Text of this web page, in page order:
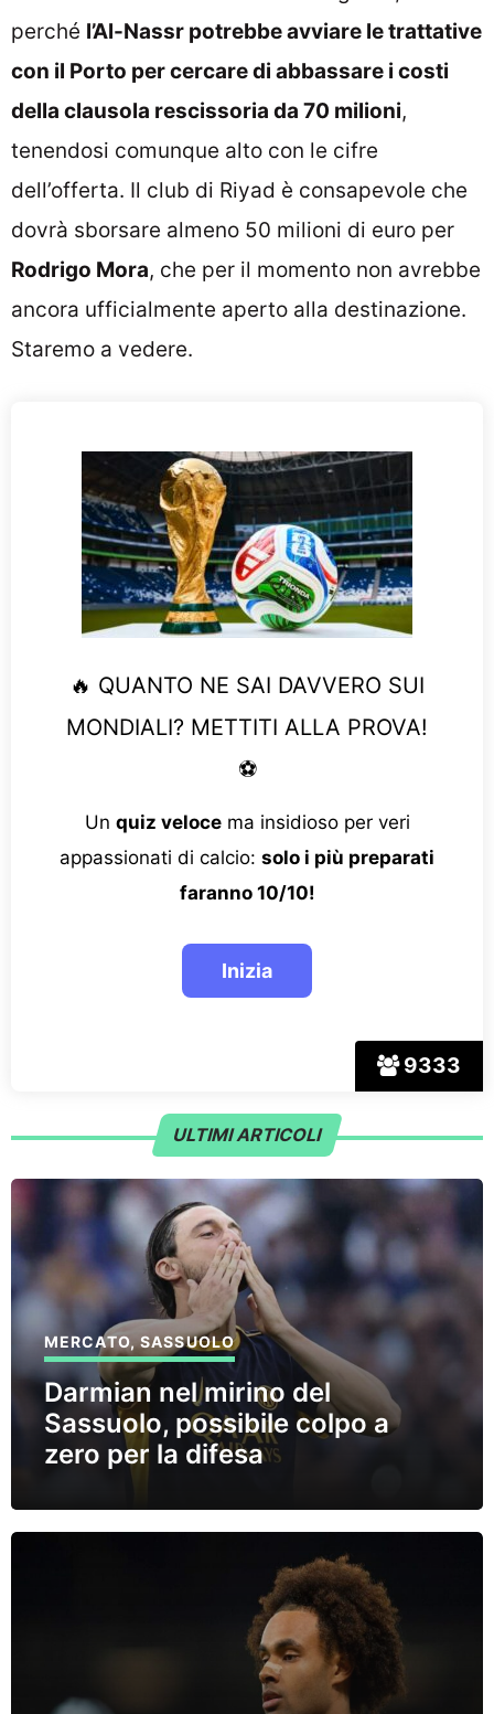
perché l’Al-Nassr potrebbe avviare le trattative
con il Porto per cercare di abbassare i costi
della clausola rescissoria da 70 milioni,
tenendosi comunque alto con le cifre
dell’offerta. Il club di Riyad è consapevole che
dovrà sborsare almeno 50 milioni di euro per
Rodrigo Mora, che per il momento non avrebbe
ancora ufficialmente aperto alla destinazione.
Staremo a vedere.
9333
🔥 QUANTO NE SAI DAVVERO SUI
MONDIALI? METTITI ALLA PROVA!
⚽
Un quiz velocema insidioso per veri
appassionati di calcio: solo i più preparati
faranno 10/10!
ULTIMI ARTICOLI
MERCATO,SASSUOLO
Darmian nel mirino del
Sassuolo, possibile colpo a
zero per la difesa